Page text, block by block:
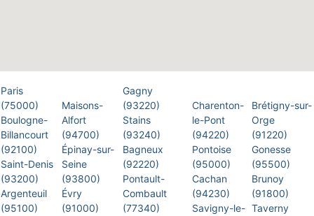
Paris
(75000)
Boulogne-
Billancourt
(92100)
Saint-Denis
(93200)
Argenteuil
(95100)
Maisons-
Alfort
(94700)
Épinay-sur-
Seine
(93800)
Évry
(91000)
Gagny
(93220)
Stains
(93240)
Bagneux
(92220)
Pontault-
Combault
(77340)
Charenton-
le-Pont
(94220)
Pontoise
(95000)
Cachan
(94230)
Savigny-le-
Brétigny-sur-
Orge
(91220)
Gonesse
(95500)
Brunoy
(91800)
Taverny